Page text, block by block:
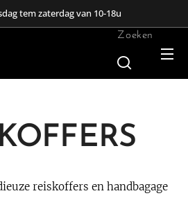
tem zaterdag van 10-18u
Zoeken
reiskoffers en handbagage